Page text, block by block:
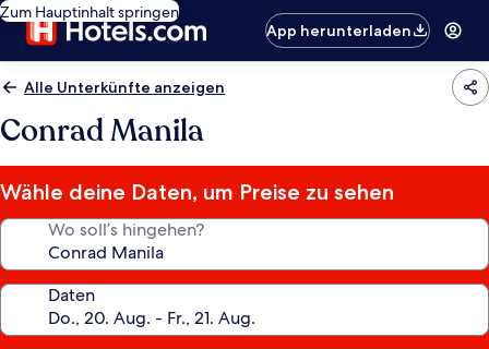
Zum Hauptinhalt springen
App herunterladen
Alle Unterkünfte anzeigen
Conrad Manila
Wähle deine Daten, um Preise zu sehen
Wo soll’s hingehen?
Daten